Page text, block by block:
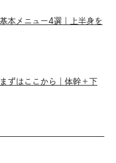
本メニュー4選｜上半身を
ずはここから｜体幹＋下